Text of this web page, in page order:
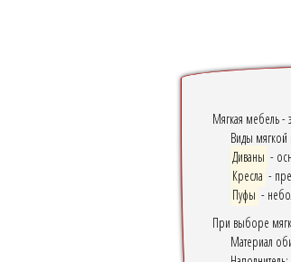
Мягкая мебель -
Виды
Диваны -
Кресла -
Пуфы -
При выборе
Материал